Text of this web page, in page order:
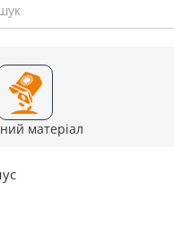
матеріал